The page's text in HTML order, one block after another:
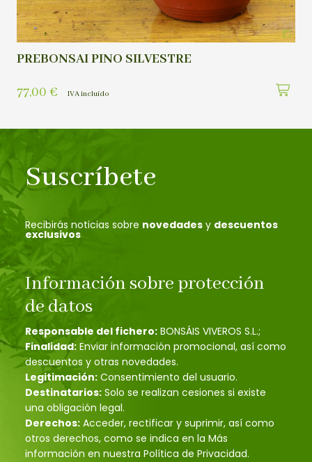
PREBONSAI PINO SILVESTRE
77,00 € IVA incluído
Suscríbete
Recibirás noticias sobre novedades y descuentos
exclusivos
Información sobre protección
de datos
Responsable del fichero: BONSÁIS VIVEROS S.L.;
Finalidad: Enviar información promocional, así como
descuentos y otras novedades.
Legitimación: Consentimiento del usuario.
Destinatarios: Solo se realizan cesiones si existe
una obligación legal.
Derechos: Acceder, rectificar y suprimir, así como
otros derechos, como se indica en la Más
información en nuestra Política de Privacidad.